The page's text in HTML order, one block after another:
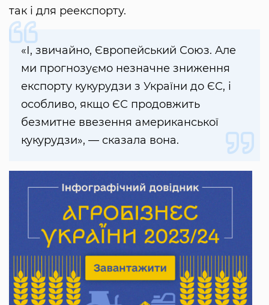
так і для реекспорту.
«І, звичайно, Європейський Союз. Але
ми прогнозуємо незначне зниження
експорту кукурудзи з України до ЄС, і
особливо, якщо ЄС продовжить
безмитне ввезення американської
кукурудзи», — сказала вона.